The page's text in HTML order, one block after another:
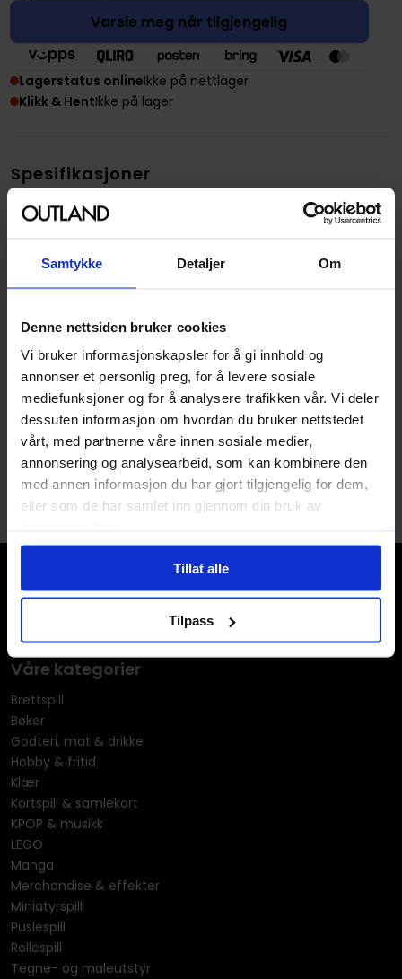
Samtykke Detaljer Om
Denne nettsiden bruker cookies
Vi bruker informasjonskapsler for å gi innhold og
annonser et personlig preg, for å levere sosiale
mediefunksjoner og for å analysere trafikken vår. Vi deler
dessuten informasjon om hvordan du bruker nettstedet
vårt, med partnerne våre innen sosiale medier,
annonsering og analysearbeid, som kan kombinere den
med annen informasjon du har gjort tilgjengelig for dem,
eller som de har samlet inn gjennom din bruk av
Tillat alle
Tilpass
Varsle meg når tilgjengelig
Lagerstatus onlineIkke på nettlager
Klikk & HentIkke på lager
Spesifikasjoner
SKU
Lanseringsdato
(dd.mm.yyyy)
01.08.2023
Våre kategorier
Brettspill
Bøker
Godteri, mat & drikke
Hobby & fritid
Klær
Kortspill & samlekort
KPOP & musikk
LEGO
Manga
Merchandise & effekter
Miniatyrspill
Puslespill
Rollespill
Tegne- og maleutstyr